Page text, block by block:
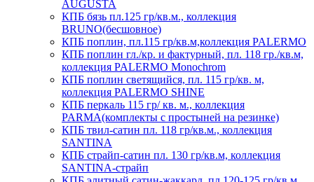
AUGUSTA
КПБ бязь пл.125 гр/кв.м., коллекция
BRUNO(бесшовное)
КПБ поплин, пл.115 гр/кв.м,коллекция PALERMO
КПБ поплин гл./кр. и фактурный, пл. 118 гр./кв.м,
коллекция PALERMO Monochrom
КПБ поплин светящийся, пл. 115 гр/кв. м,
коллекция PALERMO SHINE
КПБ перкаль 115 гр/ кв. м., коллекция
PARMA(комплекты с простыней на резинке)
КПБ твил-сатин пл. 118 гр/кв.м., коллекция
SANTINA
КПБ страйп-сатин пл. 130 гр/кв.м, коллекция
SANTINA-страйп